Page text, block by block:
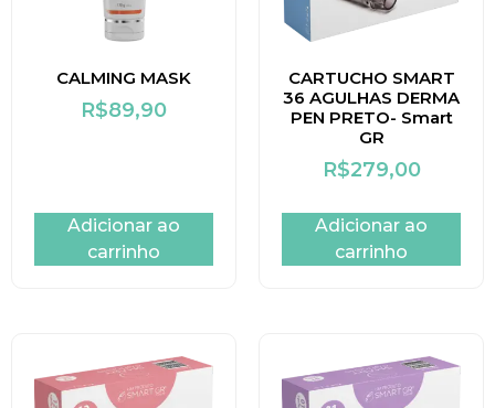
CALMING MASK
R$89,90
Adicionar ao
carrinho
CARTUCHO SMART
36 AGULHAS DERMA
PEN PRETO- Smart
GR
R$279,00
Adicionar ao
carrinho